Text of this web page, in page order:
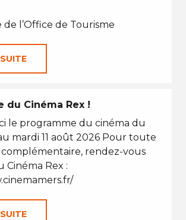
l’Office de Tourisme
du Cinéma Rex !
le programme du cinéma du
mardi 11 août 2026 Pour toute
rendez-vous
Cinéma Rex :